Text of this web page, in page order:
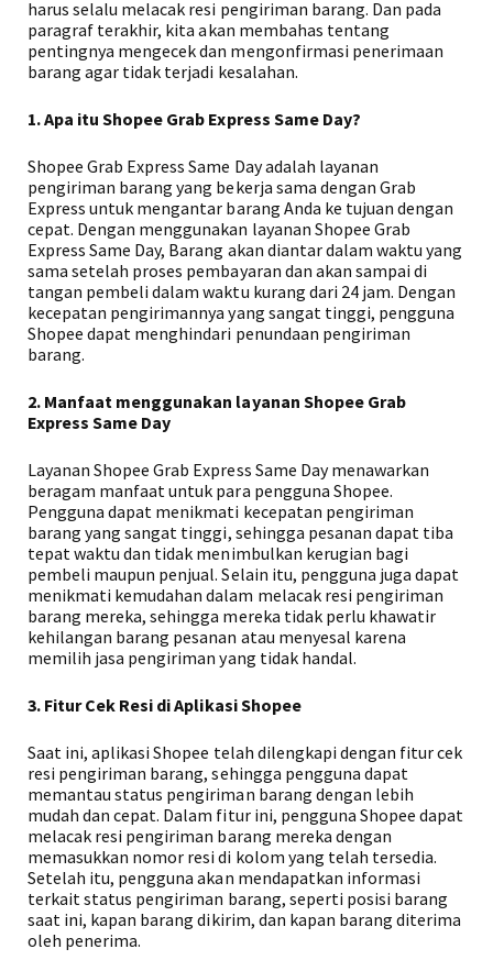
harus selalu melacak resi pengiriman barang. Dan pada
paragraf terakhir, kita akan membahas tentang
pentingnya mengecek dan mengonfirmasi penerimaan
barang agar tidak terjadi kesalahan.
1. Apa itu Shopee Grab Express Same Day?
Shopee Grab Express Same Day adalah layanan
pengiriman barang yang bekerja sama dengan Grab
Express untuk mengantar barang Anda ke tujuan dengan
cepat. Dengan menggunakan layanan Shopee Grab
Express Same Day, Barang akan diantar dalam waktu yang
sama setelah proses pembayaran dan akan sampai di
tangan pembeli dalam waktu kurang dari 24 jam. Dengan
kecepatan pengirimannya yang sangat tinggi, pengguna
Shopee dapat menghindari penundaan pengiriman
barang.
2. Manfaat menggunakan layanan Shopee Grab
Express Same Day
Layanan Shopee Grab Express Same Day menawarkan
beragam manfaat untuk para pengguna Shopee.
Pengguna dapat menikmati kecepatan pengiriman
barang yang sangat tinggi, sehingga pesanan dapat tiba
tepat waktu dan tidak menimbulkan kerugian bagi
pembeli maupun penjual. Selain itu, pengguna juga dapat
menikmati kemudahan dalam melacak resi pengiriman
barang mereka, sehingga mereka tidak perlu khawatir
kehilangan barang pesanan atau menyesal karena
memilih jasa pengiriman yang tidak handal.
3. Fitur Cek Resi di Aplikasi Shopee
Saat ini, aplikasi Shopee telah dilengkapi dengan fitur cek
resi pengiriman barang, sehingga pengguna dapat
memantau status pengiriman barang dengan lebih
mudah dan cepat. Dalam fitur ini, pengguna Shopee dapat
melacak resi pengiriman barang mereka dengan
memasukkan nomor resi di kolom yang telah tersedia.
Setelah itu, pengguna akan mendapatkan informasi
terkait status pengiriman barang, seperti posisi barang
saat ini, kapan barang dikirim, dan kapan barang diterima
oleh penerima.